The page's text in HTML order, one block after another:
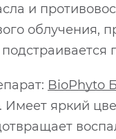
и
облучения,
BioPhyto
Имеет яркий